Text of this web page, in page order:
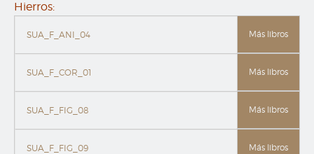
Hierros:
SUA_F_ANI_04 Más libros
SUA_F_COR_01 Más libros
SUA_F_FIG_08 Más libros
SUA_F_FIG_09 Más libros